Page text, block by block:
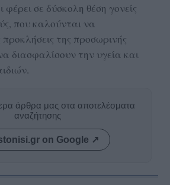
σε δύσκολη θέση γονείς
που καλούνται να
προκλήσεις της προσωρινής
διασφαλίσουν την υγεία και
άρθρα μας στα αποτελέσματα
αναζήτησης
on Google ↗